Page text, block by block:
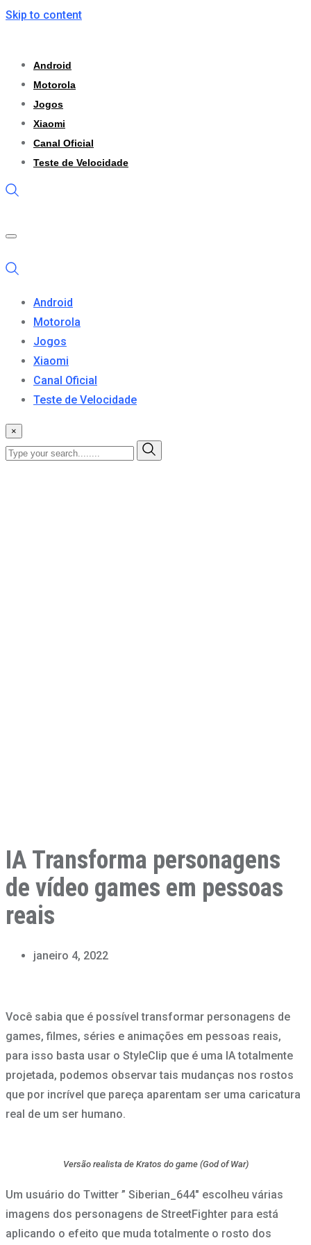
Skip to content
Android
Motorola
Jogos
Xiaomi
Canal Oficial
Teste de Velocidade
Android
Motorola
Jogos
Xiaomi
Canal Oficial
Teste de Velocidade
×
IA Transforma personagens
de vídeo games em pessoas
reais
janeiro 4, 2022
Você sabia que é possível transformar personagens de
games, filmes, séries e animações em pessoas reais,
para isso basta usar o StyleClip que é uma IA totalmente
projetada, podemos observar tais mudanças nos rostos
que por incrível que pareça aparentam ser uma caricatura
real de um ser humano.
Versão realista de Kratos do game (God of War)
Um usuário do Twitter ” Siberian_644″ escolheu várias
imagens dos personagens de StreetFighter para está
aplicando o efeito que muda totalmente o rosto dos